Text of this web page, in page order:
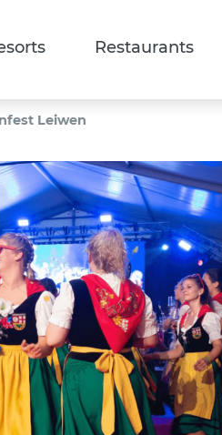
Restaurants
Leiwen